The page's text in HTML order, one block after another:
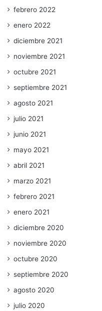
febrero 2022
enero 2022
diciembre 2021
noviembre 2021
octubre 2021
septiembre 2021
agosto 2021
julio 2021
junio 2021
mayo 2021
abril 2021
marzo 2021
febrero 2021
enero 2021
diciembre 2020
noviembre 2020
octubre 2020
septiembre 2020
agosto 2020
julio 2020